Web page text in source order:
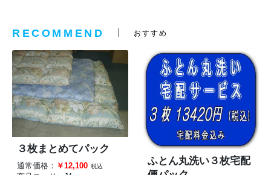
RECOMMEND おすすめ
３枚まとめてパック
通常価格： ￥12,100 税込
ふとん丸洗い３枚宅配